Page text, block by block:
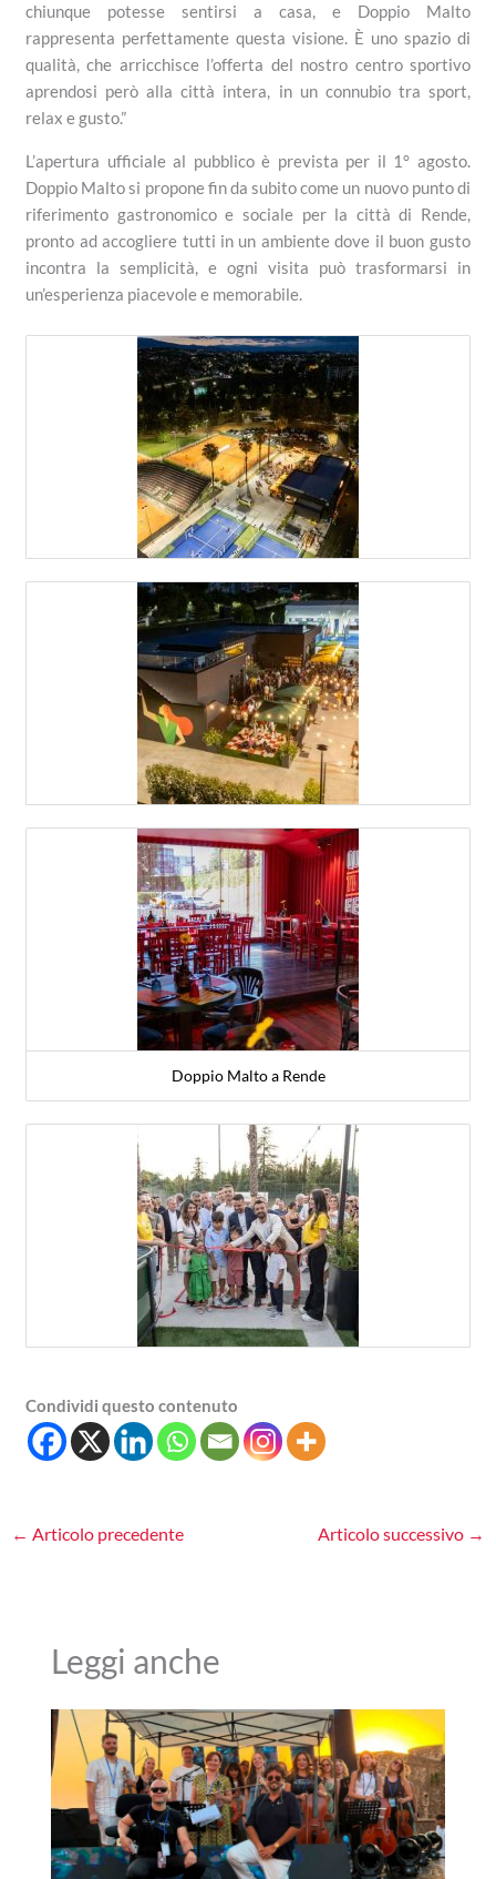
chiunque potesse sentirsi a casa, e Doppio Malto
rappresenta perfettamente questa visione. È uno spazio di
qualità, che arricchisce l’offerta del nostro centro sportivo
aprendosi però alla città intera, in un connubio tra sport,
relax e gusto.”
L’apertura ufficiale al pubblico è prevista per il 1° agosto.
Doppio Malto si propone fin da subito come un nuovo punto di
riferimento gastronomico e sociale per la città di Rende,
pronto ad accogliere tutti in un ambiente dove il buon gusto
incontra la semplicità, e ogni visita può trasformarsi in
un’esperienza piacevole e memorabile.
Doppio Malto a Rende
Condividi questo contenuto
← Articolo precedente Articolo successivo →
Leggi anche